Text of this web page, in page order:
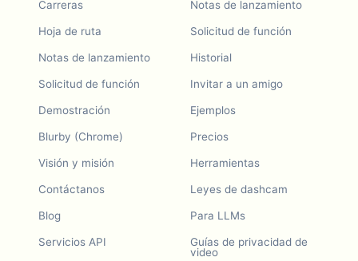
Carreras
Hoja de ruta
Notas de lanzamiento
Solicitud de función
Demostración
Blurby (Chrome)
Visión y misión
Contáctanos
Blog
Servicios API
Notas de lanzamiento
Solicitud de función
Historial
Invitar a un amigo
Ejemplos
Precios
Herramientas
Leyes de dashcam
Para LLMs
Guías de privacidad de
video